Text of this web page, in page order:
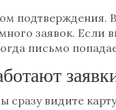
заявок. Если
письмо
видите